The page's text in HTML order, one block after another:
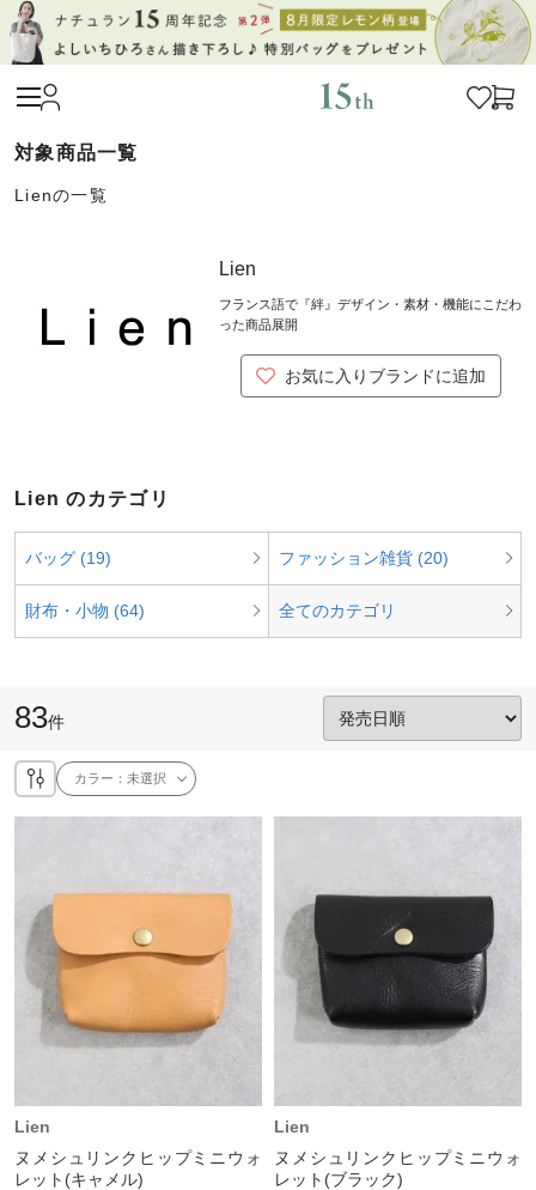
Lienの一覧
Lien
フランス語で『絆』デザイン・素材・機能にこだわ
った商品展開
お気に入りブランドに追加
Lien のカテゴリ
バッグ (19) ファッション雑貨 (20)
財布・小物 (64) 全てのカテゴリ
83件
カラー：未選択
Lien
ヌメシュリンクヒップミニウォ
レット(キャメル)
Lien
ヌメシュリンクヒップミニウォ
レット(ブラック)